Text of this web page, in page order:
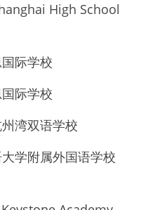
High School
际学校
际学校
湾双语学校
学附属外国语学校